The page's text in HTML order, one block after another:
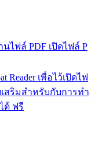
นไฟล์ PDF เปิดไฟล์ P
Reader เพื่อไว้เปิดไฟ
เสริมสำหรับกับการทำ
ด้ ฟรี